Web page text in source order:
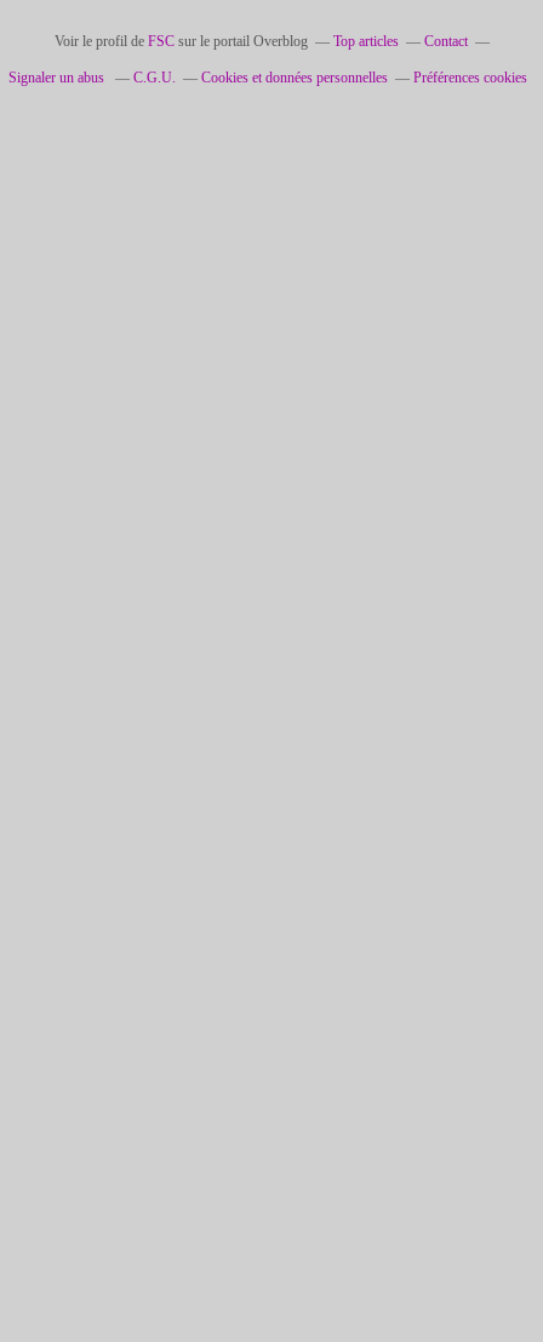
Voir le profil de FSCsur le portail Overblog Top articles Contact
Signaler un abus C.G.U. Cookies et données personnelles Préférences cookies